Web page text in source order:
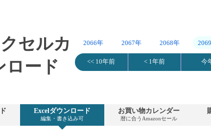
セルカ
ロード
2066年 2067年 2068年
<< 10年前 < 1年前 今
Excelダウンロード
編集・書き込み可
お買い物カレンダー
暦に合うAmazonセール